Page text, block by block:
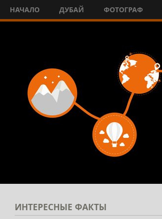
НАЧАЛО ДУБАЙ ФОТОГРАФ
ИНТЕРЕСНЫЕ ФАКТЫ